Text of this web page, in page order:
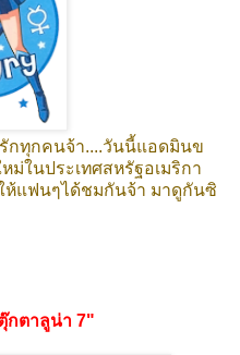
กทุกคนจ้า....วันนี้แอดมินข
ม่ในประเทศสหรัฐอเมริกา
ห้แฟนๆได้ชมกันจ้า มาดูกันซิ
กตาลูน่า 7"